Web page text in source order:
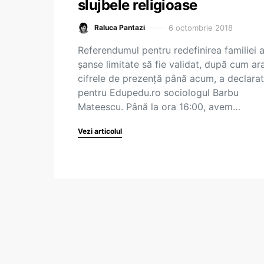
slujbele religioase
Raluca Pantazi 6 octombrie 2018
Referendumul pentru redefinirea familiei
șanse limitate să fie validat, după cum
cifrele de prezență până acum, a declarat
pentru Edupedu.ro sociologul Barbu
Mateescu. Până la ora 16:00, avem…
Vezi articolul